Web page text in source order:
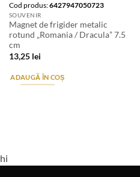
Cod produs:6427947050723
SOUVENIR
Magnet de frigider metalic
rotund „Romania / Dracula” 7.5
cm
13,25 lei
ADAUGĂ ÎN COȘ
hi